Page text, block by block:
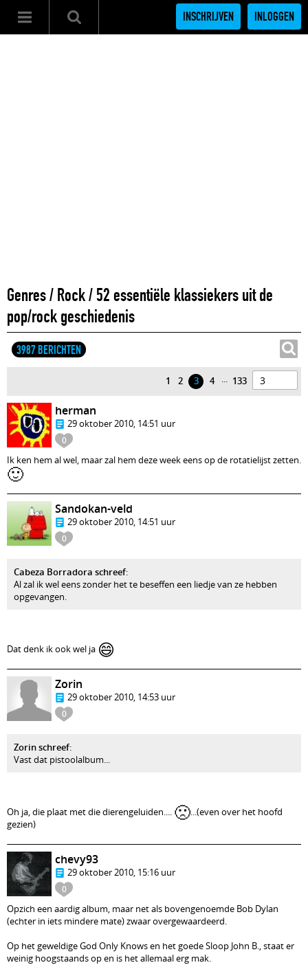
INSCHRIJVEN INLOGGEN
Genres/Rock/52 essentiële klassiekers uit de
pop/rock geschiedenis
3987 BERICHTEN
1 2 3 4 ... 133
0
herman
29 oktober 2010, 14:51 uur
Ik ken hem al wel, maar zal hem deze week eens op de rotatielijst zetten.
🙂
0
Sandokan-veld
29 oktober 2010, 14:51 uur
Cabeza Borradora schreef:
Al zal ik wel eens zonder het te beseffen een liedje van ze hebben
opgevangen.
Dat denk ik ook wel ja 😄
0
Zorin
29 oktober 2010, 14:53 uur
Zorin schreef:
Vast dat pistoolalbum...
Oh ja, die plaat met die dierengeluiden.... 🙁...(even over het hoofd
gezien)
0
chevy93
29 oktober 2010, 15:16 uur
Opzich een aardig album, maar net als bovengenoemde Bob Dylan
(echter in iets mindere mate) zwaar overgewaardeerd.
Op het geweldige God Only Knows en het goede Sloop John B., staat er
weinig hoogstaands op en is het allemaal erg mak.